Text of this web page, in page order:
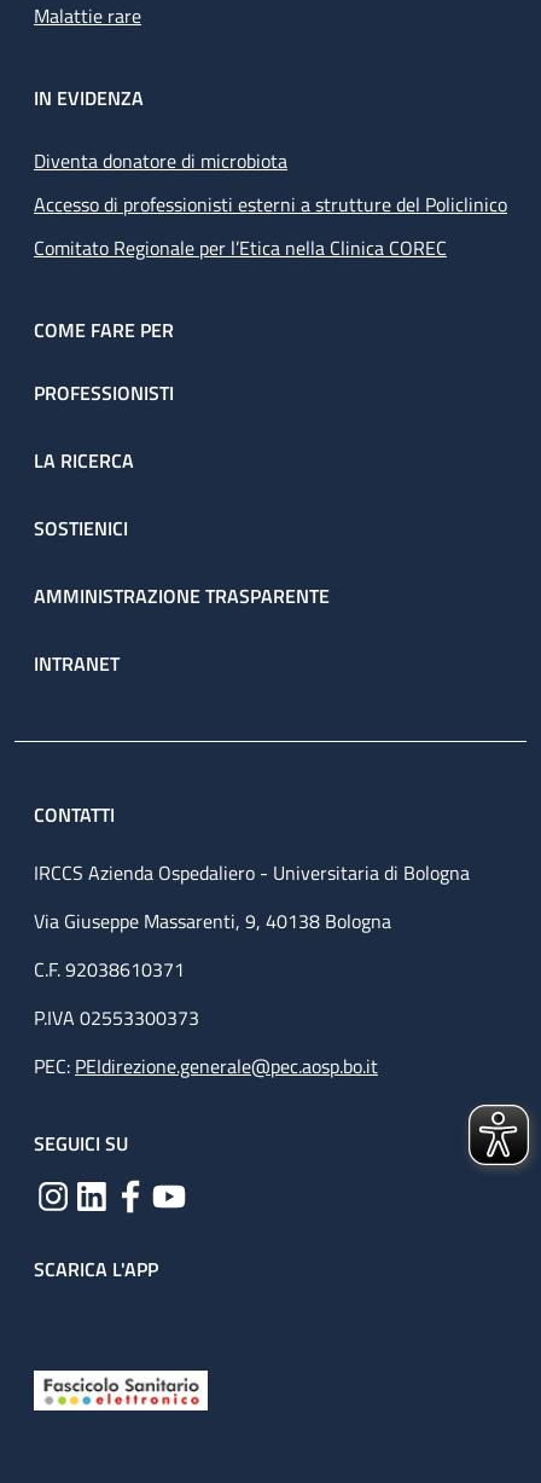
Malattie rare
IN EVIDENZA
Diventa donatore di microbiota
Accesso di professionisti esterni a strutture del Policlinico
Comitato Regionale per l’Etica nella Clinica COREC
COME FARE PER
PROFESSIONISTI
LA RICERCA
SOSTIENICI
AMMINISTRAZIONE TRASPARENTE
INTRANET
CONTATTI
IRCCS Azienda Ospedaliero - Universitaria di Bologna
Via Giuseppe Massarenti, 9, 40138 Bologna
C.F. 92038610371
P.IVA 02553300373
PEC: PEIdirezione.generale@pec.aosp.bo.it
SEGUICI SU
SCARICA L'APP